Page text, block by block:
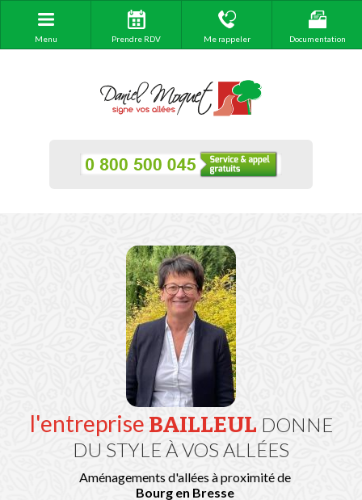
Menu Prendre RDV Me rappeler Documentation
l'entreprise BAILLEUL DONNE
DU STYLE À VOS ALLÉES
Aménagements d'allées à proximité de
Bourg en Bresse